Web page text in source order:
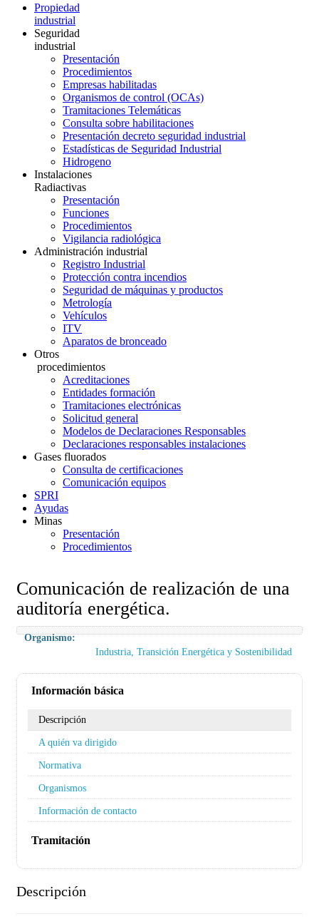
Propiedad
industrial
Seguridad
industrial
Presentación
Procedimientos
Empresas habilitadas
Organismos de control (OCAs)
Tramitaciones Telemáticas
Consulta sobre habilitaciones
Presentación decreto seguridad industrial
Estadísticas de Seguridad Industrial
Hidrogeno
Instalaciones
Radiactivas
Presentación
Funciones
Procedimientos
Vigilancia radiológica
Administración industrial
Registro Industrial
Protección contra incendios
Seguridad de máquinas y productos
Metrología
Vehículos
ITV
Aparatos de bronceado
Otros
procedimientos
Acreditaciones
Entidades formación
Tramitaciones electrónicas
Solicitud general
Modelos de Declaraciones Responsables
Declaraciones responsables instalaciones
Gases fluorados
Consulta de certificaciones
Comunicación equipos
SPRI
Ayudas
Minas
Presentación
Procedimientos
Comunicación de realización de una
auditoría energética.
Organismo:
Industria, Transición Energética y Sostenibilidad
Información básica
Descripción
A quién va dirigido
Normativa
Organismos
Información de contacto
Tramitación
Descripción